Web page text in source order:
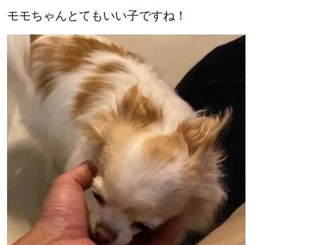
モモちゃんとてもいい子ですね！